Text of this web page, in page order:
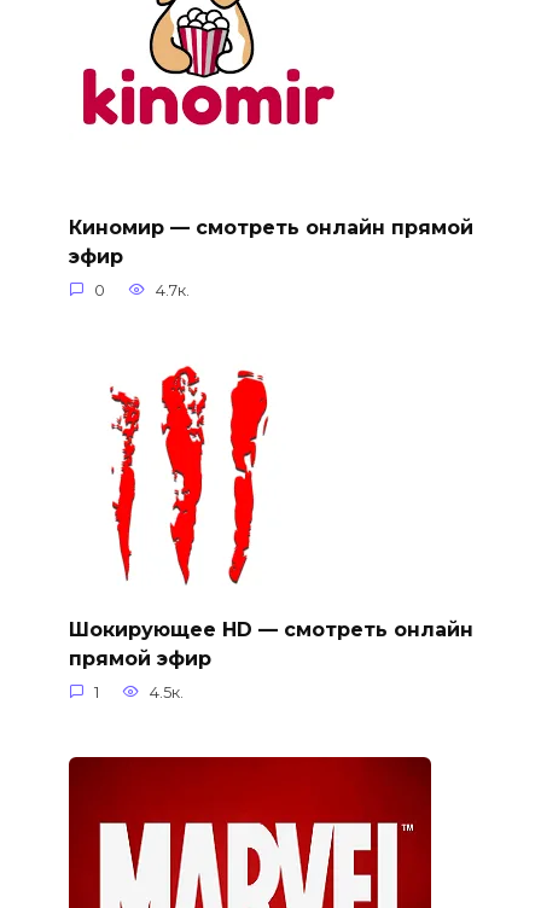
Киномир — смотреть онлайн прямой
эфир
0 4.7к.
Шокирующее HD — смотреть онлайн
прямой эфир
1 4.5к.